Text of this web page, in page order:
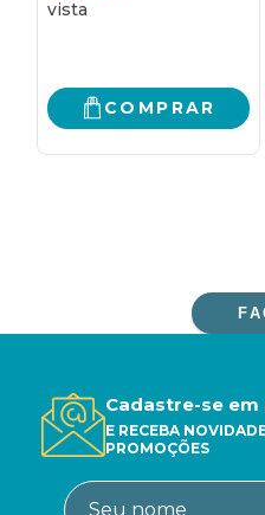
COMPRAR
Cadastre-se
E RECEBA
PROMOÇÕES